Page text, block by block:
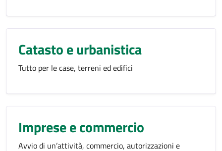
Catasto e urbanistica
Tutto per le case, terreni ed edifici
Imprese e commercio
Avvio di un’attività, commercio, autorizzazioni e